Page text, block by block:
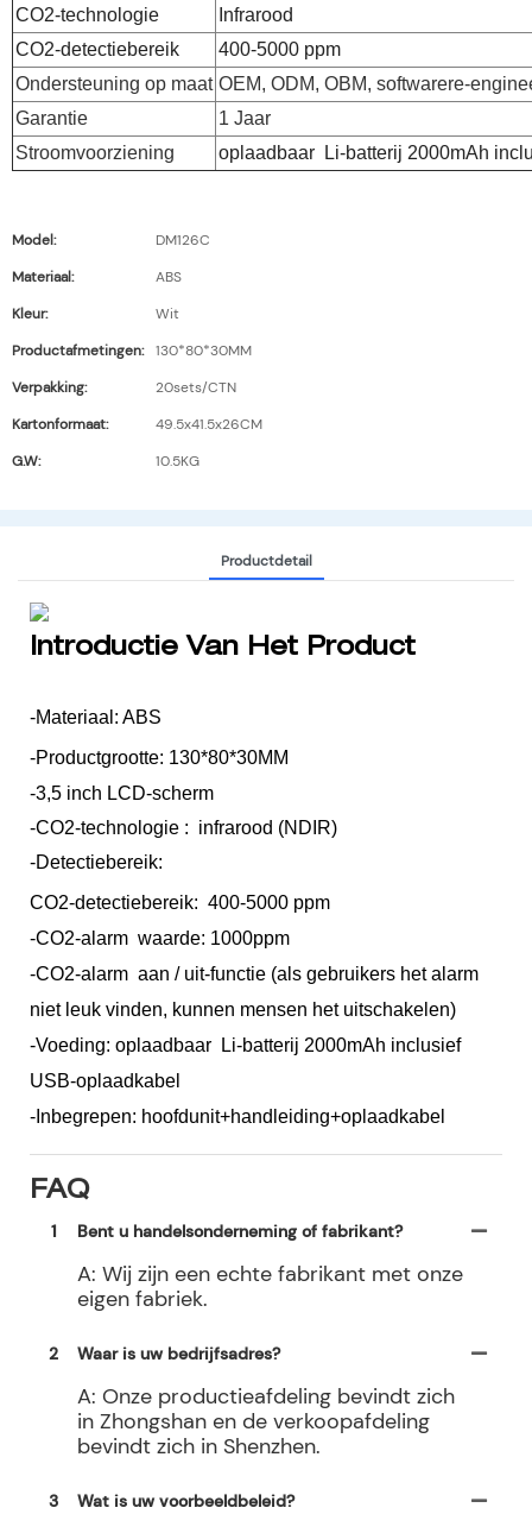
CO2-technologie
Infrarood
CO2-detectiebereik
400-5000 ppm
Ondersteuning op maat OEM, ODM, OBM, softwarere-
Garantie
1 Jaar
Stroomvoorziening
oplaadbaar Li-batterij 2000mAh
Model:
DM126C
Materiaal:
ABS
Kleur:
Wit
Productafmetingen:
130*80*30MM
Verpakking:
20sets/CTN
Kartonformaat:
49.5x41.5x26CM
G.W:
10.5KG
Productdetail
Introductie Van Het Product
-Materiaal: ABS
-Productgrootte: 130*80*30MM
-3,5 inch LCD-scherm
-CO2-technologie : infrarood (NDIR)
-Detectiebereik:
CO2-detectiebereik: 400-5000 ppm
-CO2-alarm waarde: 1000ppm
-CO2-alarm aan / uit-functie (als gebruikers het alarm
niet leuk vinden, kunnen mensen het uitschakelen)
-Voeding: oplaadbaar Li-batterij 2000mAh inclusief
USB-oplaadkabel
-Inbegrepen: hoofdunit+handleiding+oplaadkabel
FAQ
1 Bent u handelsonderneming of fabrikant?
A: Wij zijn een echte fabrikant met onze
eigen fabriek.
2 Waar is uw bedrijfsadres?
A: Onze productieafdeling bevindt zich
in Zhongshan en de verkoopafdeling
bevindt zich in Shenzhen.
3 Wat is uw voorbeeldbeleid?